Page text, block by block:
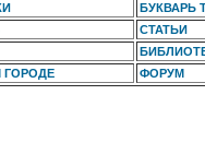
БУКВАРЬ
СТАТЬИ
ГОРОДЕ
ФОРУМ